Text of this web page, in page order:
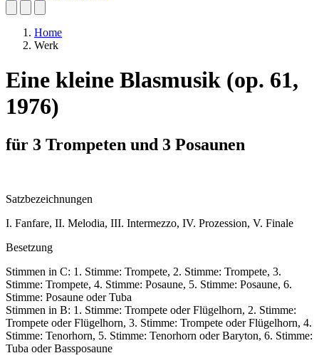
Home
Werk
Eine kleine Blasmusik (op. 61,
1976)
für 3 Trompeten und 3 Posaunen
Satzbezeichnungen
I. Fanfare, II. Melodia, III. Intermezzo, IV. Prozession, V. Finale
Besetzung
Stimmen in C: 1. Stimme: Trompete, 2. Stimme: Trompete, 3.
Stimme: Trompete, 4. Stimme: Posaune, 5. Stimme: Posaune, 6.
Stimme: Posaune oder Tuba
Stimmen in B: 1. Stimme: Trompete oder Flügelhorn, 2. Stimme:
Trompete oder Flügelhorn, 3. Stimme: Trompete oder Flügelhorn, 4.
Stimme: Tenorhorn, 5. Stimme: Tenorhorn oder Baryton, 6. Stimme:
Tuba oder Bassposaune